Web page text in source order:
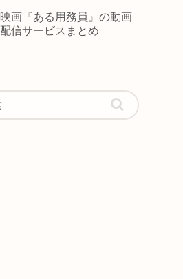
映画『ある用務員』の動画
配信サービスまとめ